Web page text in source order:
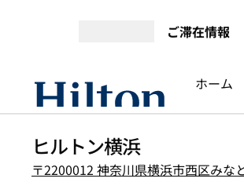
ご滞在情報
ホーム
ヒルトン横浜
〒2200012 神奈川県横浜市西区みな